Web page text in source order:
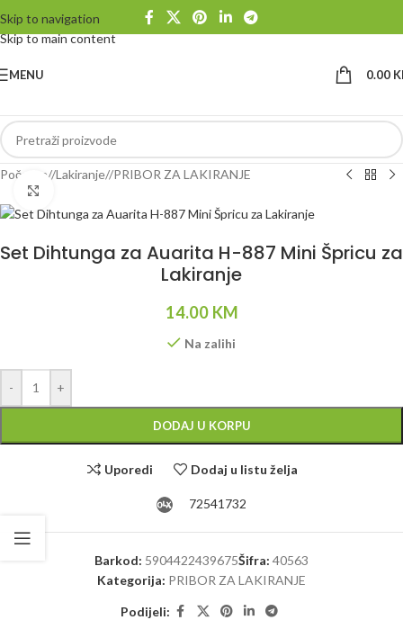
Skip to navigation
Skip to main content
MENU 0.00
Početna/ Lakiranje/ PRIBOR ZA LAKIRANJE
Set Dihtunga za Auarita H-887 Mini Špricu za
Lakiranje
14.00 KM
Na zalihi
- +
DODAJ U KORPU
Uporedi Dodaj u listu želja
72541732
Barkod: 5904422439675Šifra: 40563
Kategorija: PRIBOR ZA LAKIRANJE
Podijeli: